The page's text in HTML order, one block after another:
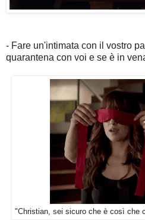
- Fare un'intimata con il vostro
quarantena con voi e se è in
"Christian, sei sicuro che è così che